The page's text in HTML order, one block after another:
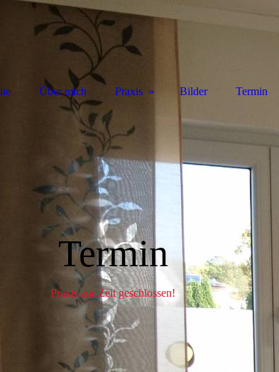
Termin
Praxis zur Zeit geschlossen!
Über mich Praxis Bilder Termin